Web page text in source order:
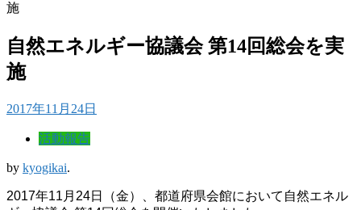
施
自然エネルギー協議会 第14回総会を実
施
2017年11月24日
活動報告
by kyogikai.
2017年11月24日（金）、都道府県会館において自然エネル